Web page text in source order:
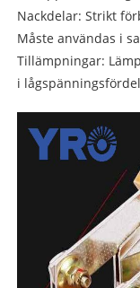
Nackdelar: Strikt
Måste användas i
Tillämpningar:
i